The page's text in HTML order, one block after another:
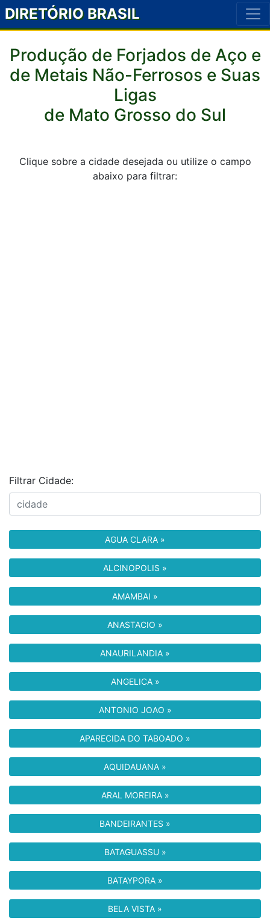
DIRETÓRIO BRASIL
Produção de Forjados de Aço e
de Metais Não-Ferrosos e Suas
Ligas
de Mato Grosso do Sul
Clique sobre a cidade desejada ou utilize o campo
abaixo para filtrar:
Filtrar Cidade:
AGUA CLARA »
ALCINOPOLIS »
AMAMBAI »
ANASTACIO »
ANAURILANDIA »
ANGELICA »
ANTONIO JOAO »
APARECIDA DO TABOADO »
AQUIDAUANA »
ARAL MOREIRA »
BANDEIRANTES »
BATAGUASSU »
BATAYPORA »
BELA VISTA »